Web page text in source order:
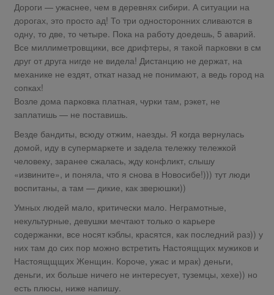
Дороги — ужаснее, чем в деревнях сибири. А ситуации на
дорогах, это просто ад! То три односторонних сливаются в
одну, то две, то четыре. Пока на работу доедешь, 5 аварий.
Все миллиметровщики, все дрифтеры, я такой парковки в см
друг от друга нигде не видела! Дистанцию не держат, на
механике не ездят, откат назад не понимают, а ведь город на
сопках!
Возле дома парковка платная, чурки там, рэкет, не
заплатишь — не поставишь.
Везде бандиты, всюду отжим, наезды. Я когда вернулась
домой, иду в супермаркете и задела тележку тележкой
человеку, заранее сжалась, жду конфликт, слышу
«извините», и поняла, что я снова в Новосибе!))) тут люди
воспитаны, а там — дикие, как зверюшки))
Умных людей мало, критически мало. Неграмотные,
некультурные, девушки мечтают только о карьере
содержанки, все носят кэблы, красятся, как последний раз)) у
них там до сих пор можно встретить Настоящщих мужиков и
Настоящщщих Женщин. Короче, ужас и мрак) деньги,
деньги, их больше ничего не интересует, туземцы, хехе)) но
есть плюсы, ниже напишу.